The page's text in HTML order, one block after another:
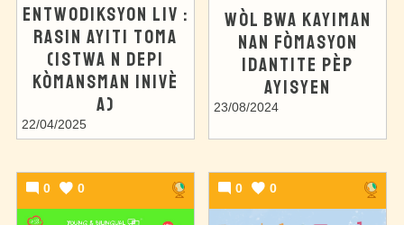
ENTWODIKSYON LIV :
RASIN AYITI TOMA
(ISTWA N DEPI
KÒMANSMAN INIVÈ
A)
22/04/2025
WÒL BWA KAYIMAN
NAN FÒMASYON
IDANTITE PÈP
AYISYEN
23/08/2024
0 0 0 0